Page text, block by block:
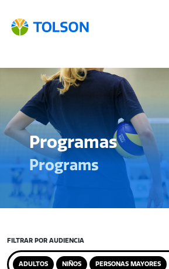
Programas
Programs
FILTRAR POR AUDIENCIA
ADULTOS NIÑOS PERSONAS MAYORES